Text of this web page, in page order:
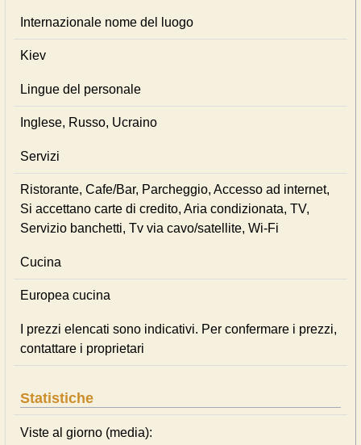
Internazionale nome del luogo
Kiev
Lingue del personale
Inglese, Russo, Ucraino
Servizi
Ristorante, Cafe/Bar, Parcheggio, Accesso ad internet,
Si accettano carte di credito, Aria condizionata, TV,
Servizio banchetti, Tv via cavo/satellite, Wi-Fi
Cucina
Europea cucina
I prezzi elencati sono indicativi. Per confermare i prezzi,
contattare i proprietari
Statistiche
Viste al giorno (media):